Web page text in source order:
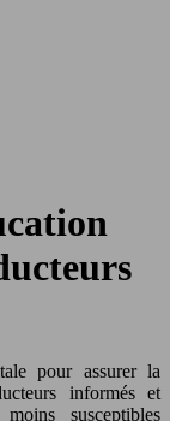
pour assurer la
informés et
susceptibles